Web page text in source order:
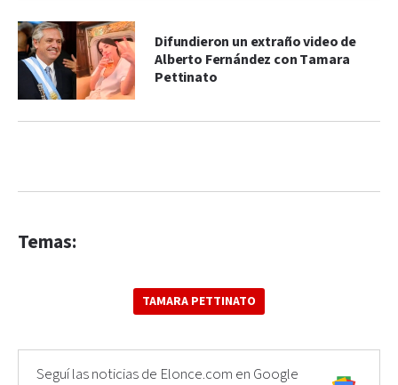
Difundieron un extraño video de
Alberto Fernández con Tamara
Pettinato
Temas:
TAMARA PETTINATO
Seguí las noticias de Elonce.com en Google